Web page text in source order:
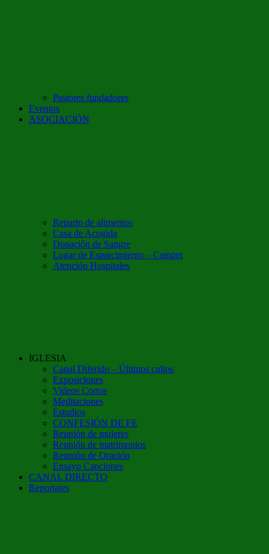
Pastores fundadores
Eventos
ASOCIACIÓN
Reparto de alimentos
Casa de Acogida
Donación de Sangre
Lugar de Esparcimiento – Campet
Atención Hospitales
IGLESIA
Canal Diferido – Últimos cultos
Exposiciones
Videos Cortos
Meditaciones
Estudios
CONFESIÓN DE FE
Reunión de mujeres
Reunión de matrimonios
Reunión de Oración
Ensayo Canciones
CANAL DIRECTO
Reportajes